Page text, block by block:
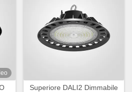
Superiore DALI2 Dimmabile